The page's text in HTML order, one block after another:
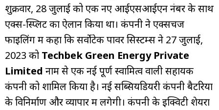
शुक्रवार, 28 जुलाई को एक नए आईएसआईएन नंबर के साथ
एक्स-स्प्लिट का ऐलान किया था। कंपनी ने एक्सचेंज
फाइलिंग में कहा कि सर्वोटेक पावर सिस्टम्स ने 27 जुलाई,
2023 को Techbek Green Energy Private
Limited नाम से एक नई पूर्ण स्वामित्व वाली सहायक
कंपनी को शामिल किया है। नई सब्सियडियरी कंपनी बैटरियों
के विनिर्माण और व्यापार में लगेगी। कंपनी के इक्विटी शेयरों